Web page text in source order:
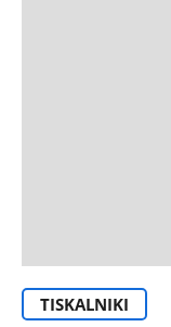
TISKALNIKI